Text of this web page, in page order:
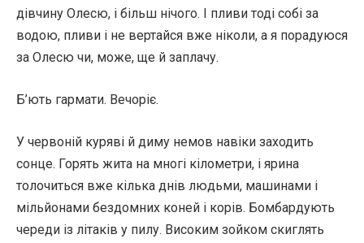
дівчину Олесю, і більш нічого. І пливи тоді собі за
водою, пливи і не вертайся вже ніколи, а я порадуюся
за Олесю чи, може, ще й заплачу.
Б’ють гармати. Вечоріє.
У червоній куряві й диму немов навіки заходить
сонце. Горять жита на многі кілометри, і ярина
толочиться вже кілька днів людьми, машинами і
мільйонами бездомних коней і корів. Бомбардують
череди із літаків у пилу. Високим зойком скиглять